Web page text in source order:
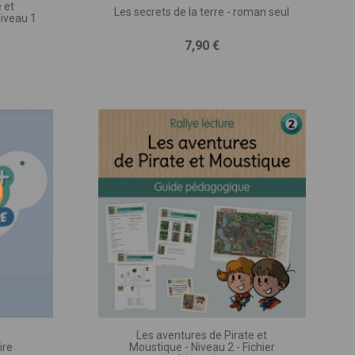
et
1
Les secrets de la terre - roman seul
Prix
7,90 €
Les aventures de Pirate et
Moustique - Niveau 2 - Fichier